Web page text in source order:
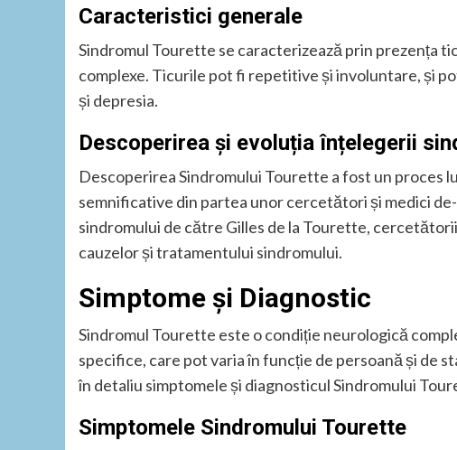
Caracteristici generale
Sindromul Tourette se caracterizează prin prezența
complexe. Ticurile pot fi repetitive și involuntare, și
și depresia.
Descoperirea și evoluția înțelegerii
Descoperirea Sindromului Tourette a fost un proces
semnificative din partea unor cercetători și medici
sindromului de către Gilles de la Tourette,
cauzelor și tratamentului sindromului.
Simptome și Diagnostic
Sindromul Tourette este o condiție neurologică
specifice, care pot varia în funcție de persoană și de
în detaliu simptomele și diagnosticul Sindromului
Simptomele Sindromului Tourette